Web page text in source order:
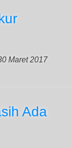
Maret 2017
Ada